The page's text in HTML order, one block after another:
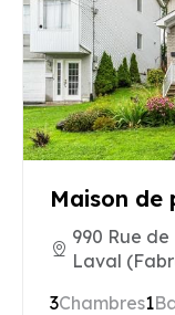
Maison de
990 Rue
Laval
3Chambres1